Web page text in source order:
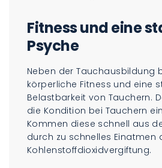
Fitness und eine
Psyche
Neben der Tauchausbildung
körperliche Fitness und eine
Belastbarkeit von Tauchern.
die Kondition bei Tauchern
Kommen diese schnell aus
durch zu schnelles Einatmen
Kohlenstoffdioxidvergiftung.